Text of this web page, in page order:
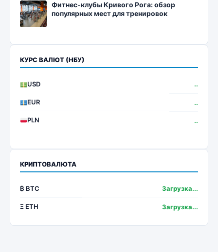
Фитнес-клубы Кривого Рога: обзор
популярных мест для тренировок
КУРС ВАЛЮТ (НБУ)
USD ..
EUR ..
PLN ..
КРИПТОВАЛЮТА
₿ BTC Загрузка...
Ξ ETH Загрузка...